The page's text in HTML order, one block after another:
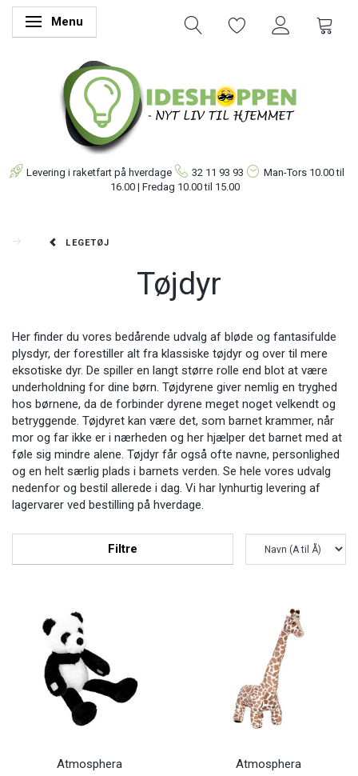
Skifte navigation
Menu
Levering i raketfart på hverdage 32 11 93 93 Man-Tors 10.00 til
16.00 | Fredag 10.00 til 15.00
LEGETØJ
Tøjdyr
Her finder du vores bedårende udvalg af bløde og fantasifulde
plysdyr, der forestiller alt fra klassiske tøjdyr og over til mere
eksotiske dyr. De spiller en langt større rolle end blot at være
underholdning for dine børn. Tøjdyrene giver nemlig en tryghed
hos børnene, da de forbinder dyrene meget noget velkendt og
betryggende. Tøjdyret kan være det, som barnet krammer, når
mor og far ikke er i nærheden og her hjælper det barnet med at
føle sig mindre alene. Tøjdyr får også ofte navne, personlighed
og en helt særlig plads i barnets verden. Se hele vores udvalg
nedenfor og bestil allerede i dag. Vi har lynhurtig levering af
lagervarer ved bestilling på hverdage.
Filtre
Atmosphera Atmosphera